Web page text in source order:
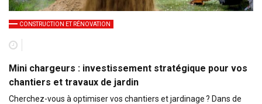
CONSTRUCTION ET RÉNOVATION
Mini chargeurs : investissement stratégique pour vos
chantiers et travaux de jardin
Cherchez-vous à optimiser vos chantiers et jardinage ? Dans de